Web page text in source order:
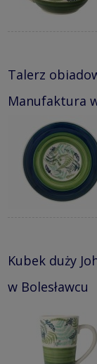
Talerz
Manufaktura
Kubek duży
w Bolesławcu